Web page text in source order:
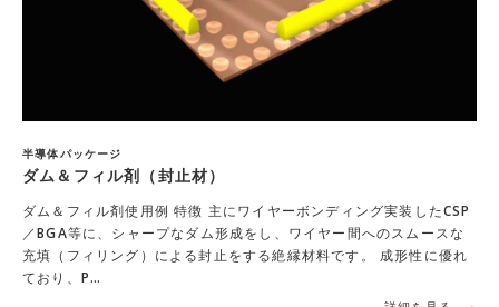
半導体パッケージ
ダム＆フィル剤（封止材）
ダム＆フィル剤使用例 特徴 主にワイヤーボンディング実装したCSP
／BGA等に、シャープなダム形成をし、ワイヤー間へのスムースな
充填（フィリング）による封止をする絶縁材料です。 成形性に優れ
ており、P…